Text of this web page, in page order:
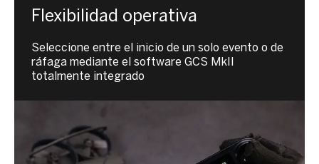
Flexibilidad operativa
Seleccione entre el inicio de un solo evento o de
ráfaga mediante el software GCS MkII
totalmente integrado